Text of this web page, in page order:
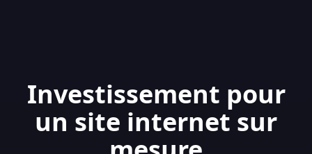
Investissement pour
un site internet sur